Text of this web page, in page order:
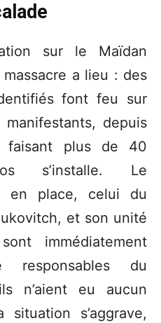
sur le Maïdan
a lieu : des
font feu sur
depuis
faisant plus de 40
s’installe. Le
en place, celui du
et son unité
immédiatement
responsables du
n’aient eu aucun
s’aggrave,